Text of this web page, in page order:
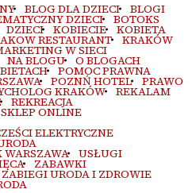
BLOG DLA DZIECI BLOGI
DZIECI BOTOKS
DZIECI KOBIECIE KOBIETA
RESTAURANT KRAKÓW
W SIECI
NA BLOGU O BLOGACH
POMOC PRAWNA
POZNŃ HOTEL PRAWO
KRAKÓW REKALAM
REKREACJA
SKLEP ONLINE
ELEKTRYCZNE
USŁUGI
ZABAWKI
ZABIEGI URODA I ZDROWIE